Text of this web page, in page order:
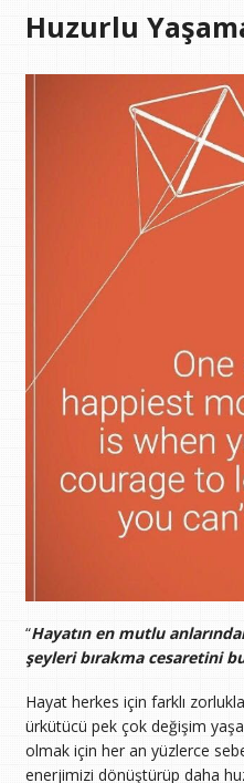
Huzurlu
“Hayatın en mutlu
şeyleri bırakma cesaretini
Hayat herkes için farklı
ürkütücü pek çok değişim
olmak için her an yüzlerce
enerjimizi dönüştürüp daha